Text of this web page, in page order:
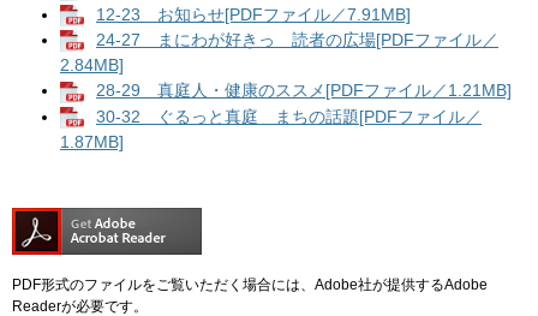
12-23 お知らせ[PDFファイル／7.91MB]
24-27 まにわが好きっ 読者の広場[PDFファイル／
2.84MB]
28-29 真庭人・健康のススメ[PDFファイル／1.21MB]
30-32 ぐるっと真庭 まちの話題[PDFファイル／
1.87MB]
PDF形式のファイルをご覧いただく場合には、Adobe社が提供するAdobe
Readerが必要です。